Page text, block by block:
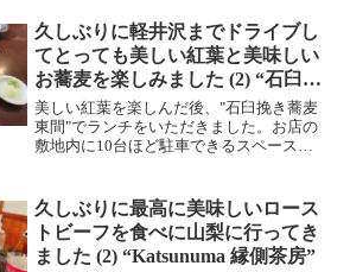
家の魚飯をいただきました。 シュウマ...
久しぶりに軽井沢までドライブし
てとっても美しい紅葉と美味しい
お蕎麦を楽しみました (2) “石臼挽
き蕎麦 東間”
美しい紅葉を楽しんだ後、"石臼挽き蕎麦
東間"でランチをいただきました。お店の
敷地内に10台ほど駐車できるスペースは
チは予約が取れないそうです。 お
通しはキャベツ...
久しぶりに最高に美味しいロース
トビーフを食べに山梨に行ってき
ました (2) “Katsunuma 縁側茶房”